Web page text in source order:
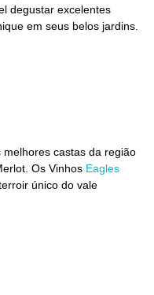
degustar excelentes
em seus belos jardins.
castas da região
Os Vinhos Eagles
único do vale